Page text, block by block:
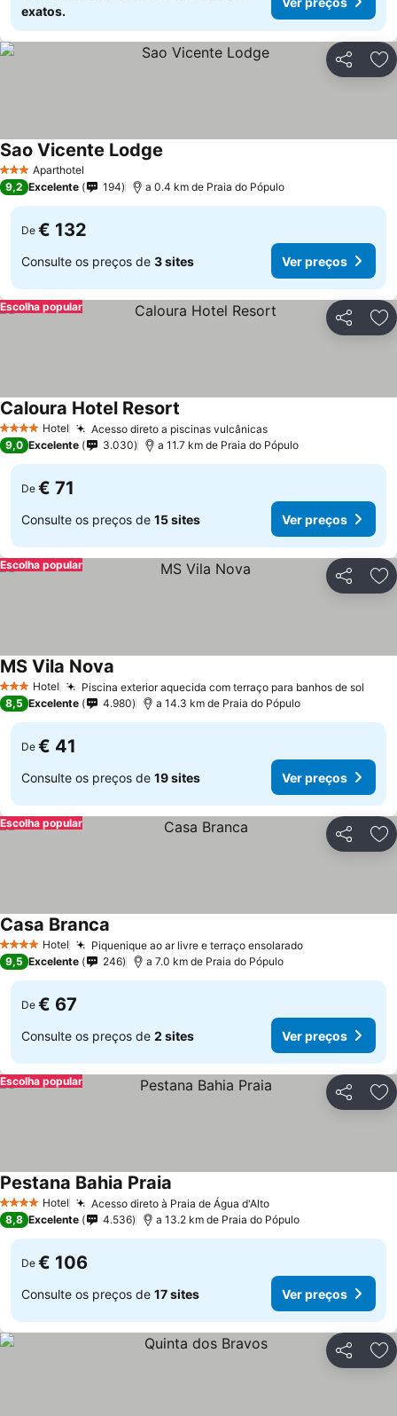
exatos.
Partilhar
3 EstrelasAparthotel
Sao Vicente Lodge
9,2 Excelente 194 a 0.4 km de Praia do Pópulo
De € 132
Consulte os preços de 3 sites Ver preços
Partilhar
Escolha popular
4 EstrelasHotel Acesso direto a piscinas vulcânicas
Caloura Hotel Resort
9,0 Excelente 3.030 a 11.7 km de Praia do Pópulo
De € 71
Consulte os preços de 15 sites Ver preços
Partilhar
Escolha popular
3 EstrelasHotel Piscina exterior aquecida com terraço para banhos de sol
MS Vila Nova
8,5 Excelente 4.980 a 14.3 km de Praia do Pópulo
De € 41
Consulte os preços de 19 sites Ver preços
Partilhar
Escolha popular
4 EstrelasHotel Piquenique ao ar livre e terraço ensolarado
Casa Branca
9,5 Excelente 246 a 7.0 km de Praia do Pópulo
De € 67
Consulte os preços de 2 sites Ver preços
Partilhar
Escolha popular
4 EstrelasHotel Acesso direto à Praia de Água d'Alto
Pestana Bahia Praia
8,8 Excelente 4.536 a 13.2 km de Praia do Pópulo
De € 106
Consulte os preços de 17 sites Ver preços
Partilhar